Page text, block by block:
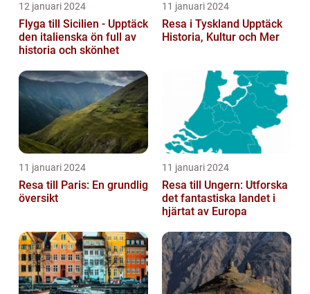
12 januari 2024
Flyga till Sicilien - Upptäck
den italienska ön full av
historia och skönhet
11 januari 2024
Resa i Tyskland Upptäck
Historia, Kultur och Mer
11 januari 2024
Resa till Paris: En grundlig
översikt
11 januari 2024
Resa till Ungern: Utforska
det fantastiska landet i
hjärtat av Europa